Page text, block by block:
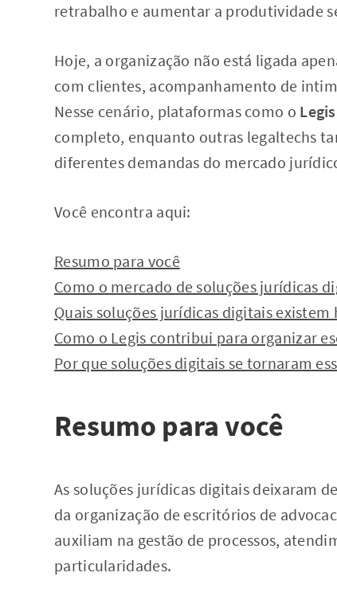
retrabalho e aumentar a produtividade
Hoje, a organização não está ligada
com clientes, acompanhamento de
Nesse cenário, plataformas como o Legis
completo, enquanto outras legaltechs
diferentes demandas do mercado
Você encontra aqui:
Resumo para você
Como o mercado de soluções jurídicas
Quais soluções jurídicas digitais existem
Como o Legis contribui para organizar
Por que soluções digitais se tornaram
Resumo para você
As soluções jurídicas digitais deixaram
da organização de escritórios de
auxiliam na gestão de processos,
particularidades.